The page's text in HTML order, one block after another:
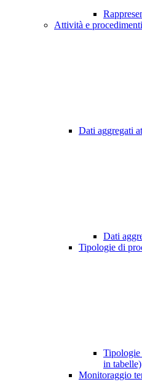
Attività e procedimenti
Dati aggregati
Dati
Tipologie di
Tipologie
in tabelle)
Monitoraggio